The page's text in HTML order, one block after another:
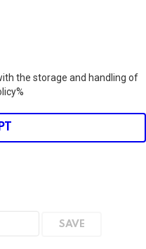
the storage and handling of